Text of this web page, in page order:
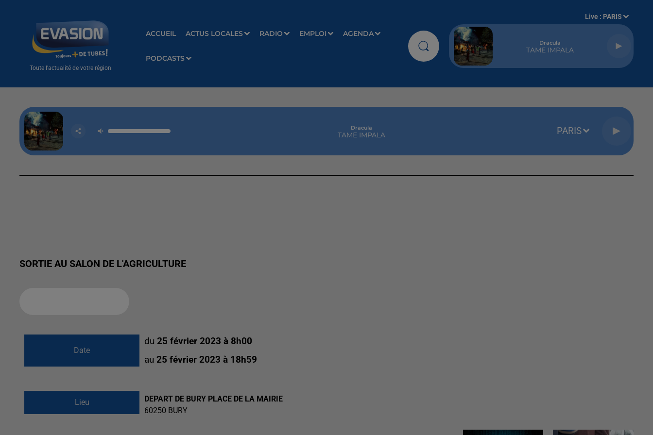
Toute l'actualité de votre région
ACCUEIL ACTUS LOCALES RADIO EMPLOI AGENDA
PODCASTS
Live : PARIS
Dracula
TAME IMPALA
Dracula
TAME IMPALA PARIS
SORTIE AU SALON DE L'AGRICULTURE
Date
du25 février 2023 à 8h00
au25 février 2023 à 18h59
Lieu
DEPART DE BURY PLACE DE LA MAIRIE
60250 BURY